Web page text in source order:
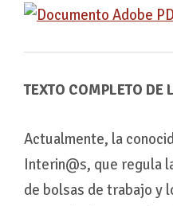
TEXTO COMPLETO DE
Actualmente, la
Interin@s, que regula
de bolsas de trabajo y